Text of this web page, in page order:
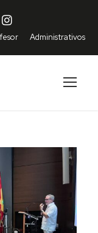
Administrativos